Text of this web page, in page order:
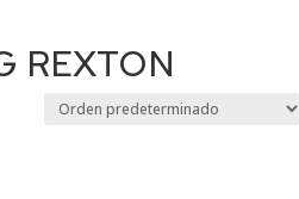
REXTON